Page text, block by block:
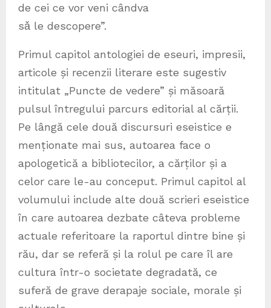
de cei ce vor veni cândva
sǎ le descopere”.
Primul capitol antologiei de eseuri, impresii,
articole și recenzii literare este sugestiv
intitulat „Puncte de vedere” și măsoară
pulsul întregului parcurs editorial al cărții.
Pe lângă cele două discursuri eseistice e
menționate mai sus, autoarea face o
apologetică a bibliotecilor, a cărților și a
celor care le-au conceput. Primul capitol al
volumului include alte două scrieri eseistice
în care autoarea dezbate câteva probleme
actuale referitoare la raportul dintre bine și
rău, dar se referă și la rolul pe care îl are
cultura într-o societate degradată, ce
suferă de grave derapaje sociale, morale și